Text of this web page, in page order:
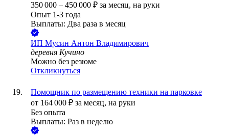
350 000 – 450 000 ₽ за месяц, на руки
Опыт 1-3 года
Выплаты: Два раза в месяц
ИП Мусин Антон Владимирович
деревня Кучино
Можно без резюме
Откликнуться
Помощник по размещению техники на парковке
от 164 000 ₽ за месяц, на руки
Без опыта
Выплаты: Раз в неделю